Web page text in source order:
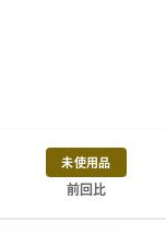
未使用品
前回比